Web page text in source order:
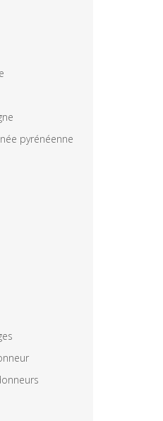
pyrénéenne